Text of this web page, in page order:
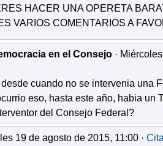
HACER UNA OPERETA
VARIOS COMENTARIOS A
en el Consejo ·
cuando no se intervenia una
eso, hasta este año, habia un
del Consejo Federal?
19 de agosto de 2015, 11:00 ·